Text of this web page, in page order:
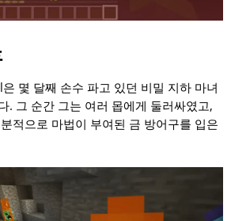
몇 달째 손수 파고 있던 비밀 지하 마녀
. 그 순간 그는 여러 몹에게 둘러싸였고,
적으로 마법이 부여된 금 방어구를 입은